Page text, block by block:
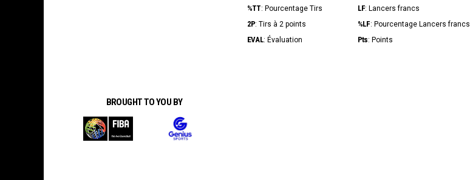
%TT: Pourcentage Tirs LF: Lancers francs
2P: Tirs à 2 points %LF: Pourcentage Lancers francs
EVAL: Évaluation Pts: Points
BROUGHT TO YOU BY